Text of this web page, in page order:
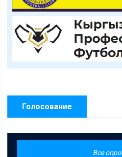
Голосование
Все